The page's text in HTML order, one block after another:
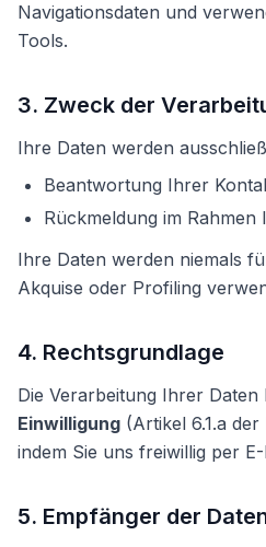
Navigationsdaten und
Tools.
3. Zweck der
Ihre Daten werden
Beantwortung Ihrer
Rückmeldung im
Ihre Daten werden niemals
Akquise oder Profiling
4. Rechtsgrundlage
Die Verarbeitung Ihrer
Einwilligung (Artikel 6.1.a der
indem Sie uns freiwillig per
5. Empfänger der